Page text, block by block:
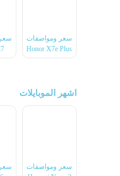
سعر ومواصفات
Honor X7e Plus
اشهر الموبايلات
سعر ومواصفات